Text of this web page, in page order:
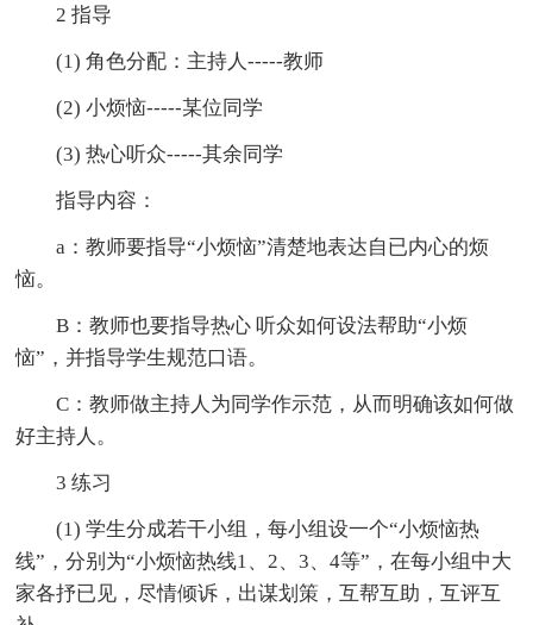
2 指导
(1) 角色分配：主持人-----教师
(2) 小烦恼-----某位同学
(3) 热心听众-----其余同学
指导内容：
a：教师要指导“小烦恼”清楚地表达自已内心的烦
恼。
B：教师也要指导热心 听众如何设法帮助“小烦
恼”，并指导学生规范口语。
C：教师做主持人为同学作示范，从而明确该如何做
好主持人。
3 练习
(1) 学生分成若干小组，每小组设一个“小烦恼热
线”，分别为“小烦恼热线1、2、3、4等”，在每小组中大
家各抒已见，尽情倾诉，出谋划策，互帮互助，互评互